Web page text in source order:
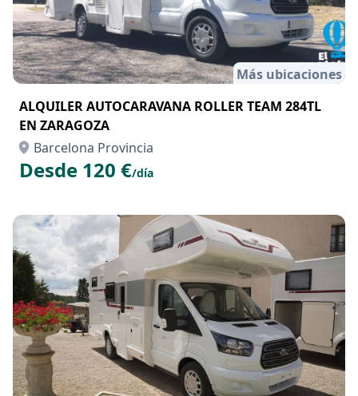
Más ubicaciones
ALQUILER AUTOCARAVANA ROLLER TEAM 284TL
EN ZARAGOZA
Barcelona Provincia
Desde 120 €/día